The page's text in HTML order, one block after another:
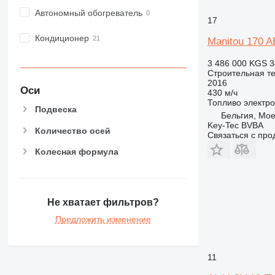
Автономный обогреватель
Кондиционер
Оси
Подвеска
Количество осей
Колесная формула
Не хватает фильтров?
Предложить изменение
17
Manitou 170
3 486 000 KGS
Строительная
2016
430 м/ч
Топливо электро
Бельгия,
Key-Tec BVBA
Связаться с
11